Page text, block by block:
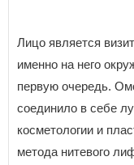
Лицо является
именно на него
первую очередь.
соединило в себе
косметологии и
метода нитевого